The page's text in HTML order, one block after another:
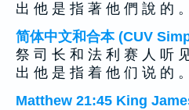
出 他 是 指 著 他 們 說 的 。
简体中文和合本 (CUV
祭 司 长 和 法 利 赛 人 听
出 他 是 指 着 他 们 说 的 。
Matthew 21:45 King